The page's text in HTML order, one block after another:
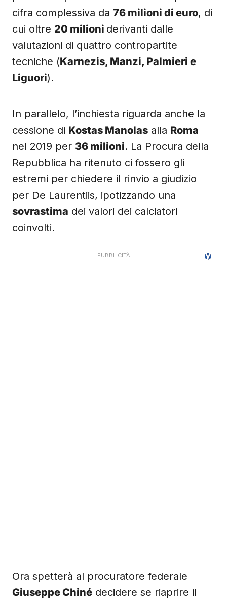
cifra complessiva da 76 milioni di euro, di
cui oltre 20 milioni derivanti dalle
valutazioni di quattro contropartite
tecniche (Karnezis, Manzi, Palmieri e
Liguori).
In parallelo, l’inchiesta riguarda anche la
cessione di Kostas Manolas alla Roma
nel 2019 per 36 milioni. La Procura della
Repubblica ha ritenuto ci fossero gli
estremi per chiedere il rinvio a giudizio
per De Laurentiis, ipotizzando una
sovrastima dei valori dei calciatori
coinvolti.
Ora spetterà al procuratore federale
Giuseppe Chiné decidere se riaprire il